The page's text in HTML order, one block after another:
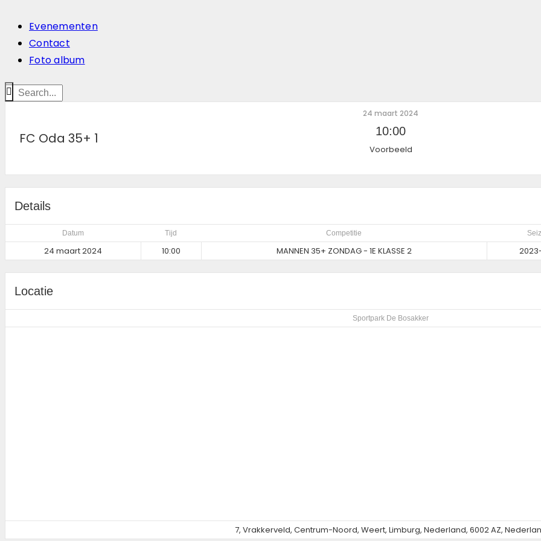
Evenementen
Contact
Foto album
FC Oda 35+ 1
24 maart 2024
10:00
Voorbeeld
Details
Datum Tijd Competitie
24 maart 2024 10:00 MANNEN 35+ ZONDAG - 1E KLASSE 2
Locatie
Sportpark De Bosakker
7, Vrakkerveld, Centrum-Noord, Weert, Limburg, Nederland, 6002 AZ,